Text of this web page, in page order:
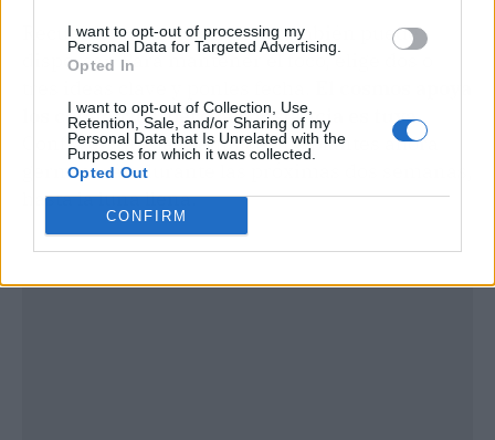
I want to opt-out of processing my
Personal Data for Targeted Advertising.
Opted In
I want to opt-out of Collection, Use,
Retention, Sale, and/or Sharing of my
Personal Data that Is Unrelated with the
Purposes for which it was collected.
Opted Out
CONFIRM
Recuerda que esta energía también puede
dispersar. Para mantener el foco, elige dos o
los comienzos, pero la constancia es tuya.
Confía en que las semillas que plantes ahora
germinarán durante las próximas dos semanas,
hasta la luna llena.